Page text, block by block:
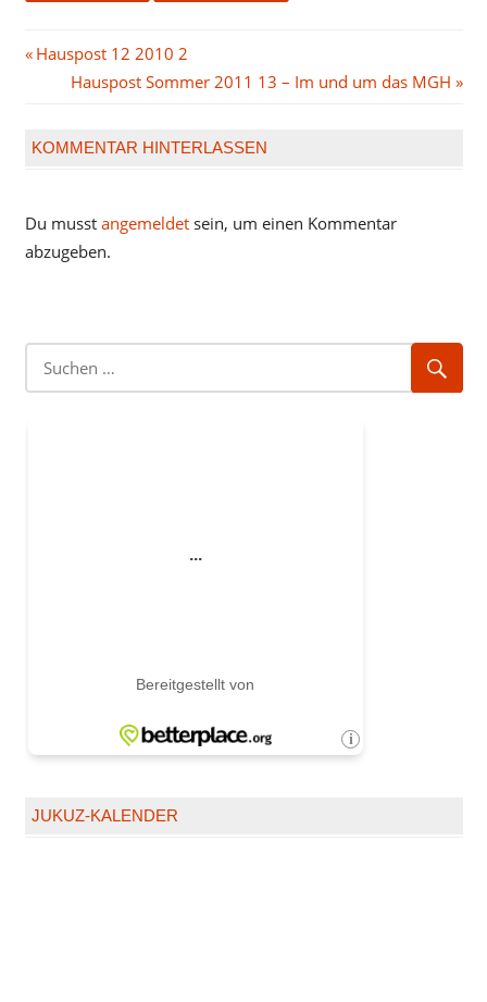
Beitragsnavigation
Vorheriger
Beitrag:
Hauspost 12 2010 2
Nächster
Hauspost Sommer 2011 13 – Im und um das MGH
KOMMENTAR HINTERLASSEN
Du musst angemeldetsein, um einen Kommentar
abzugeben.
JUKUZ-KALENDER